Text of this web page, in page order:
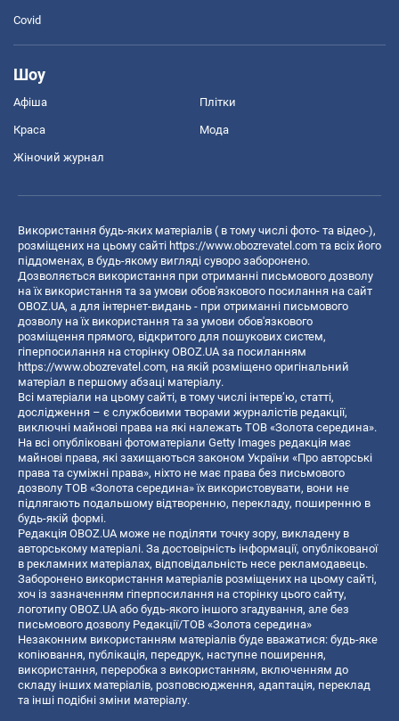
Covid
Шоу
Афіша Плітки
Краса Мода
Жіночий журнал
Використання будь-яких матеріалів ( в тому числі фото- та відео-),
розміщених на цьому сайті https://www.obozrevatel.com та всіх його
піддоменах, в будь-якому вигляді суворо заборонено.
Дозволяється використання при отриманні письмового дозволу
на їх використання та за умови обов'язкового посилання на сайт
OBOZ.UA, а для інтернет-видань - при отриманні письмового
дозволу на їх використання та за умови обов'язкового
розміщення прямого, відкритого для пошукових систем,
гіперпосилання на сторінку OBOZ.UA за посиланням
https://www.obozrevatel.com, на якій розміщено оригінальний
матеріал в першому абзаці матеріалу.
Всі матеріали на цьому сайті, в тому числі інтерв’ю, статті,
дослідження – є службовими творами журналістів редакції,
виключні майнові права на які належать ТОВ «Золота середина».
На всі опубліковані фотоматеріали Getty Images редакція має
майнові права, які захищаються законом України «Про авторські
права та суміжні права», ніхто не має права без письмового
дозволу ТОВ «Золота середина» їх використовувати, вони не
підлягають подальшому відтворенню, перекладу, поширенню в
будь-якій формі.
Редакція OBOZ.UA може не поділяти точку зору, викладену в
авторському матеріалі. За достовірність інформації, опублікованої
в рекламних матеріалах, відповідальність несе рекламодавець.
Заборонено використання матеріалів розміщених на цьому сайті,
хоч із зазначенням гіперпосилання на сторінку цього сайту,
логотипу OBOZ.UA або будь-якого іншого згадування, але без
письмового дозволу Редакції/ТОВ «Золота середина»
Незаконним використанням матеріалів буде вважатися: будь-яке
копiювання, публiкацiя, передрук, наступне поширення,
використання, переробка з використанням, включенням до
складу інших матеріалів, розповсюдження, адаптація, переклад
та інші подібні зміни матеріалу.